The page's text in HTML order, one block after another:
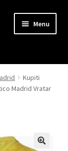
Menu
Kupiti
Madrid Vratar